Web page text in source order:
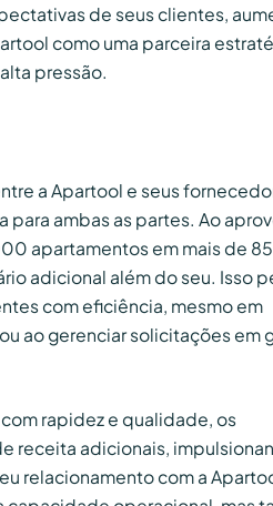
de seus clientes,
como uma parceira
pressão.
a Apartool e seus
ambas as partes. Ao
apartamentos em mais de
adicional além do seu. Isso
com eficiência, mesmo em
ao gerenciar solicitações em
rapidez e qualidade, os
receita adicionais,
relacionamento com a